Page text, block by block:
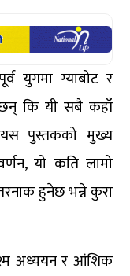
युगमा ग्याबोट र
कि यी सबै कहाँ
पुस्तकको मुख्य
यो कति लामो
हुनेछ भन्ने कुरा
अध्ययन र आंशिक